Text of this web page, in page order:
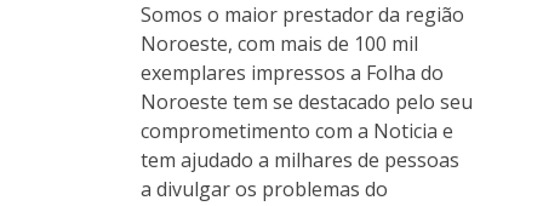
Somos o maior prestador da região
Noroeste, com mais de 100 mil
exemplares impressos a Folha do
Noroeste tem se destacado pelo seu
comprometimento com a Noticia e
tem ajudado a milhares de pessoas
a divulgar os problemas do